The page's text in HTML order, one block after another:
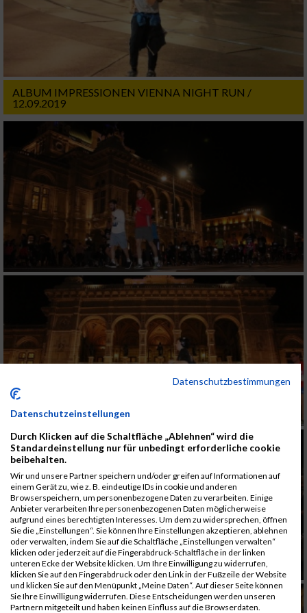
ALBUM IMPRESSIONEN VIENNA NIGHT RUN /
12.09.2019
Datenschutzbestimmungen
Datenschutzeinstellungen
Durch Klicken auf die Schaltfläche „Ablehnen“ wird die
Standardeinstellung nur für unbedingt erforderliche cookie
beibehalten.
Wir und unsere Partner speichern und/oder greifen auf Informationen auf
einem Gerät zu, wie z. B. eindeutige IDs in cookie und anderen
Browserspeichern, um personenbezogene Daten zu verarbeiten. Einige
Anbieter verarbeiten Ihre personenbezogenen Daten möglicherweise
aufgrund eines berechtigten Interesses. Um dem zu widersprechen, öffnen
Sie die „Einstellungen“. Sie können Ihre Einstellungen akzeptieren, ablehnen
oder verwalten, indem Sie auf die Schaltfläche „Einstellungen verwalten“
klicken oder jederzeit auf die Fingerabdruck-Schaltfläche in der linken
unteren Ecke der Website klicken. Um Ihre Einwilligung zu widerrufen,
klicken Sie auf den Fingerabdruck oder den Link in der Fußzeile der Website
und klicken Sie auf den Menüpunkt „Meine Daten“. Auf dieser Seite können
Sie Ihre Einwilligung widerrufen. Diese Entscheidungen werden unseren
Partnern mitgeteilt und haben keinen Einfluss auf die Browserdaten.